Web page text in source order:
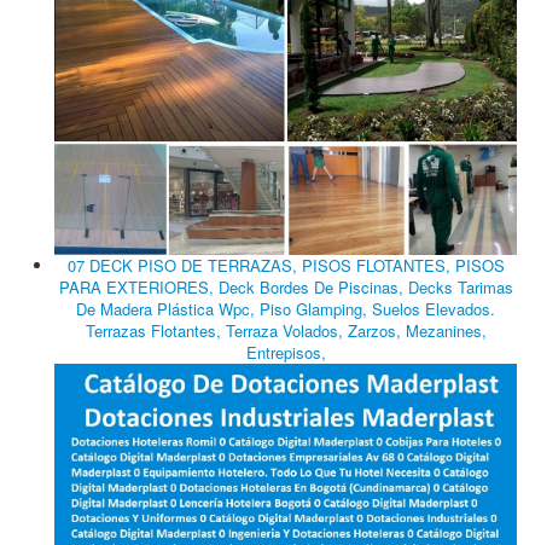
07 DECK PISO DE TERRAZAS, PISOS FLOTANTES, PISOS
PARA EXTERIORES, Deck Bordes De Piscinas, Decks Tarimas
De Madera Plástica Wpc, Piso Glamping, Suelos Elevados.
Terrazas Flotantes, Terraza Volados, Zarzos, Mezanines,
Entrepisos,